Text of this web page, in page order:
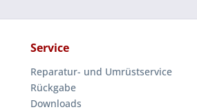
Service
Reparatur- und Umrüstservice
Rückgabe
Downloads